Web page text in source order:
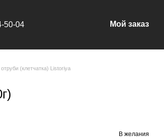
50-04 Мой заказ
(клетчатка) Listoriya
В желания